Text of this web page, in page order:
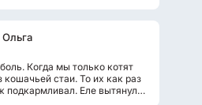
Когда мы только котят
кошачьей стаи. То их как раз
подкармливал. Еле вытянули